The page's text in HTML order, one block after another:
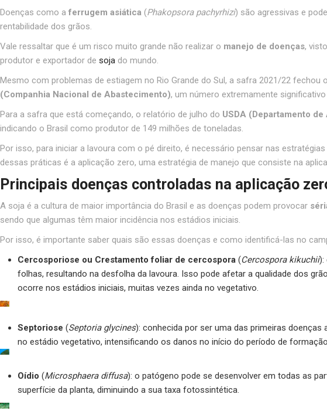
Doenças como a ferrugem asiática (Phakopsora pachyrhizi) são agressivas e
rentabilidade dos grãos.
Vale ressaltar que é um risco muito grande não realizar o manejo de doenças,
produtor e exportador de soja do mundo.
Mesmo com problemas de estiagem no Rio Grande do Sul, a safra 2021/22
(Companhia Nacional de Abastecimento), um número extremamente
Para a safra que está começando, o relatório de julho do USDA (Departamento
indicando o Brasil como produtor de 149 milhões de toneladas.
Por isso, para iniciar a lavoura com o pé direito, é necessário pensar nas
dessas práticas é a aplicação zero, uma estratégia de manejo que consiste na
Principais doenças controladas na aplicação
A soja é a cultura de maior importância do Brasil e as doenças podem provocar
sendo que algumas têm maior incidência nos estádios iniciais.
Por isso, é importante saber quais são essas doenças e como identificá-las no
Cercosporiose ou Crestamento foliar de cercospora (Cercospora kikuchii):
folhas, resultando na desfolha da lavoura. Isso pode afetar a qualidade dos
ocorre nos estádios iniciais, muitas vezes ainda no vegetativo.
Septoriose (Septoria glycines): conhecida por ser uma das primeiras
no estádio vegetativo, intensificando os danos no início do período de
Oídio (Microsphaera diffusa): o patógeno pode se desenvolver em todas as
superfície da planta, diminuindo a sua taxa fotossintética.